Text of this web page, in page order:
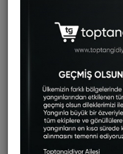
Şarjlı Mini Araç İçi